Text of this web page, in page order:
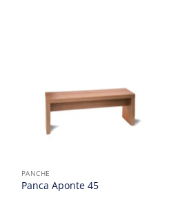
PANCHE
Panca Aponte 45